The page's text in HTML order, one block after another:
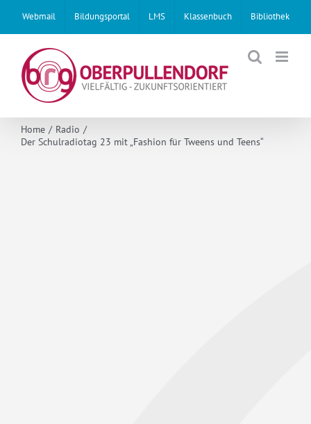
content
Webmail Bildungsportal LMS Klassenbuch Bibliothek
Home
Radio
Der Schulradiotag 23 mit „Fashion für Tweens und Teens“